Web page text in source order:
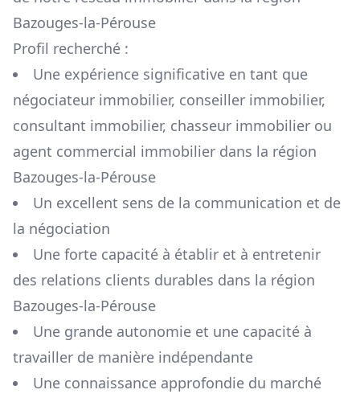
Bazouges-la-Pérouse
Profil recherché :
Une expérience significative en tant que
négociateur immobilier, conseiller immobilier,
consultant immobilier, chasseur immobilier ou
agent commercial immobilier dans la région
Bazouges-la-Pérouse
Un excellent sens de la communication et de
la négociation
Une forte capacité à établir et à entretenir
des relations clients durables dans la région
Bazouges-la-Pérouse
Une grande autonomie et une capacité à
travailler de manière indépendante
Une connaissance approfondie du marché